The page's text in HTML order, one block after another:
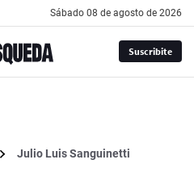
sábado 08 de agosto de 2026
Suscribite
Julio Luis Sanguinetti